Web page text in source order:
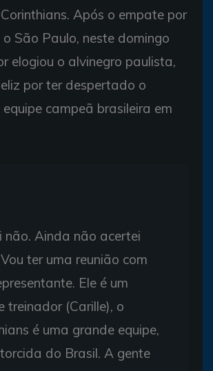
Após o empate por
São Paulo, neste domingo
elogiou o alvinegro paulista,
por ter despertado o
campeã brasileira em
não. Ainda não acertei
ter uma reunião com
Ele é um
treinador (Carille), o
é uma grande equipe,
do Brasil. A gente